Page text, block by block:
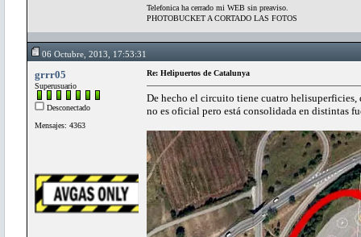
Telefonica ha cerrado mi WEB sin preaviso.
PHOTOBUCKET A CORTADO LAS FOTOS
06 Octubre, 2013, 17:53:31
grrr05
Superusuario
Desconectado
Mensajes: 4363
Re: Helipuertos de Catalunya
De hecho el circuito tiene cuatro helisuperficies,
no es oficial pero está consolidada en distintas